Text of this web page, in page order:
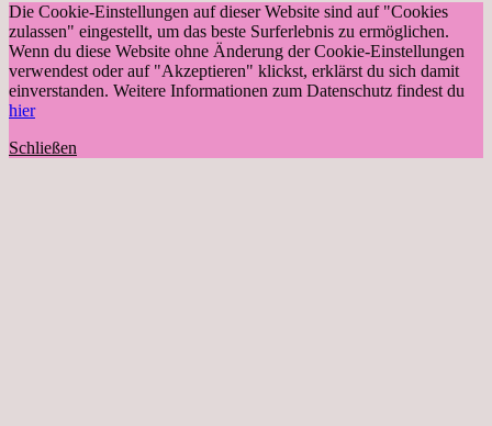
Die Cookie-Einstellungen auf dieser Website sind auf "Cookies
zulassen" eingestellt, um das beste Surferlebnis zu ermöglichen.
Wenn du diese Website ohne Änderung der Cookie-Einstellungen
verwendest oder auf "Akzeptieren" klickst, erklärst du sich damit
einverstanden. Weitere Informationen zum Datenschutz findest du
hier
Schließen